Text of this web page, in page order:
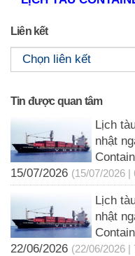
Liên kết
Tin được quan tâm
Lịch
nhật
15/07/2026 (15/07/2026 |
Lịch
nhật
22/06/2026 (22/06/2026 |